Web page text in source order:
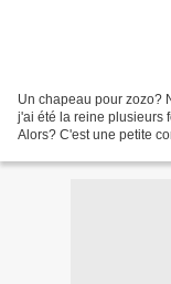
Un chapeau pour zozo?
j'ai été la reine plusieurs
Alors? C'est une petite